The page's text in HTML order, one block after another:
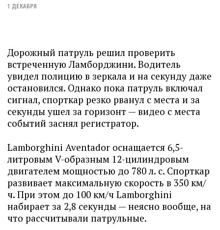
1 ДЕКАБРЯ
Дорожный патруль решил проверить
встреченную Ламборджини. Водитель
увидел полицию в зеркала и на секунду даже
остановился. Однако пока патруль включал
сигнал, спорткар резко рванул с места и за
секунды ушел за горизонт — видео с места
событий заснял регистратор.
Lamborghini Aventador оснащается 6,5-
литровым V-образным 12-цилиндровым
двигателем мощностью до 780 л. с. Спорткар
развивает максимальную скорость в 350 км/
ч. При этом до 100 км/ч Lamborghini
набирает за 2,8 секунды — неясно вообще, на
что рассчитывали патрульные.